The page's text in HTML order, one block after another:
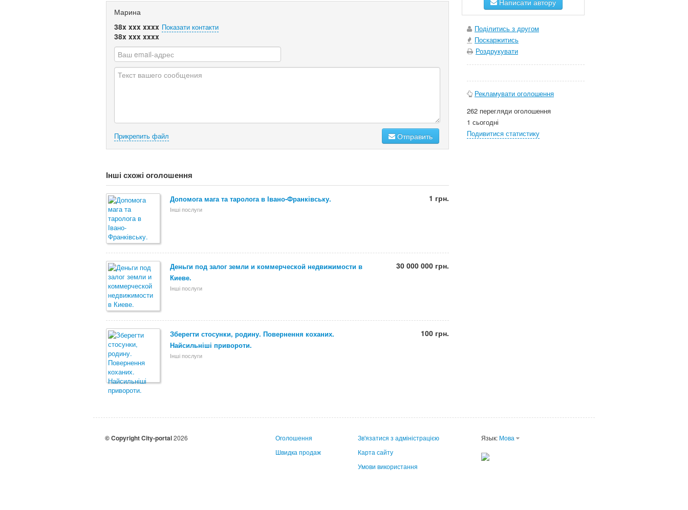
Марина
38x xxx xxxx Показати контакти
38x xxx xxxx
Прикрепить файл Отправить
Інші схожі оголошення
Допомога мага та таролога в Івано-Франківську.
Інші послуги
1 грн.
Деньги под залог земли и коммерческой недвижимости в
Киеве.
Інші послуги
30 000 000 грн.
Зберегти стосунки, родину. Повернення коханих.
Найсильніші привороти.
Інші послуги
100 грн.
Написати автору
Поділитись з другом
Поскаржитись
Роздрукувати
Рекламувати оголошення
262 перегляди оголошення
1 сьогодні
Подивитися статистику
© Copyright City-portal2026
Оголошення
Швидка продаж
Зв'язатися з адміністрацією
Карта сайту
Умови використання
Язык: Мова